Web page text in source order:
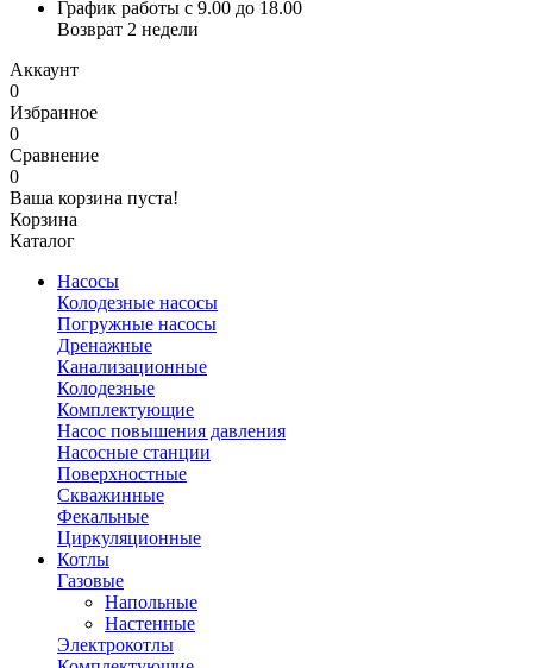
График работы с 9.00 до 18.00
Возврат 2 недели
Аккаунт
0
Избранное
0
Сравнение
0
Ваша корзина пуста!
Корзина
Каталог
Насосы
Колодезные насосы
Погружные насосы
Дренажные
Канализационные
Колодезные
Комплектующие
Насос повышения давления
Насосные станции
Поверхностные
Скважинные
Фекальные
Циркуляционные
Котлы
Газовые
Напольные
Настенные
Электрокотлы